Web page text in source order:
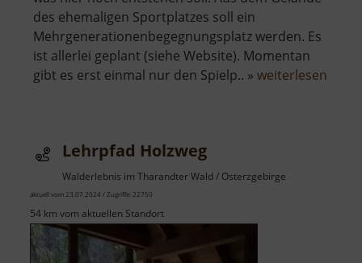
des ehemaligen Sportplatzes soll ein
Mehrgenerationenbegegnungsplatz werden. Es
ist allerlei geplant (siehe Website). Momentan
gibt es erst einmal nur den Spielp.. » weiterlesen
Lehrpfad Holzweg
Walderlebnis im Tharandter Wald / Osterzgebirge
aktuell vom 23.07.2024 / Zugriffe: 22750
54 km vom aktuellen Standort